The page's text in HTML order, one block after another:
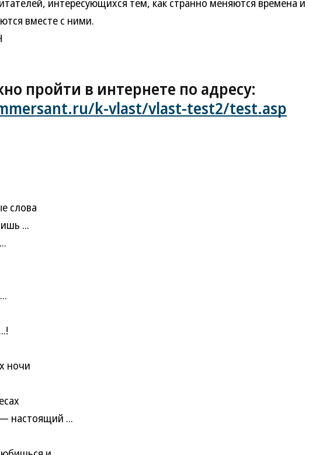
интересующихся тем, как странно меняются времена и
вместе с ними.
пройти в интернете по адресу:
k-vlast/vlast-test2/test.asp
слова
...
ночи
настоящий ...